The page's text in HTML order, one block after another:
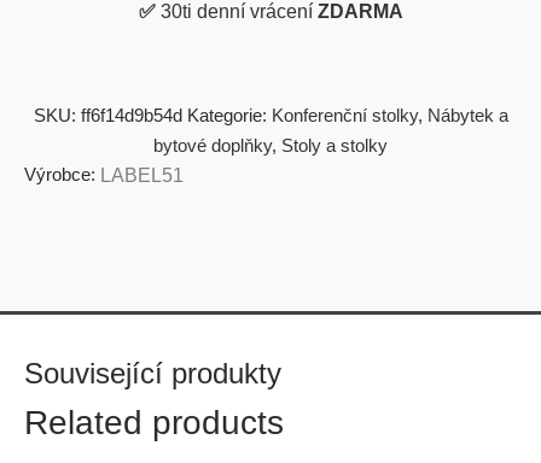
✅ 30ti denní vrácení ZDARMA
SKU: ff6f14d9b54d Kategorie: Konferenční stolky, Nábytek a
bytové doplňky, Stoly a stolky
Výrobce: LABEL51
Související produkty
Related products